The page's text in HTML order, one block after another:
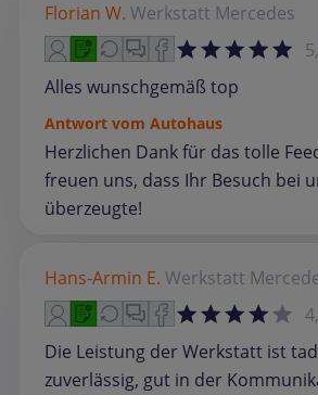
Florian W. Werkstatt Mercedes
Alles wunschgemäß top
Antwort vom Autohaus
Herzlichen Dank für das tolle
freuen uns, dass Ihr Besuch bei
überzeugte!
Hans-Armin E. Werkstatt
Die Leistung der Werkstatt ist
zuverlässig, gut in der